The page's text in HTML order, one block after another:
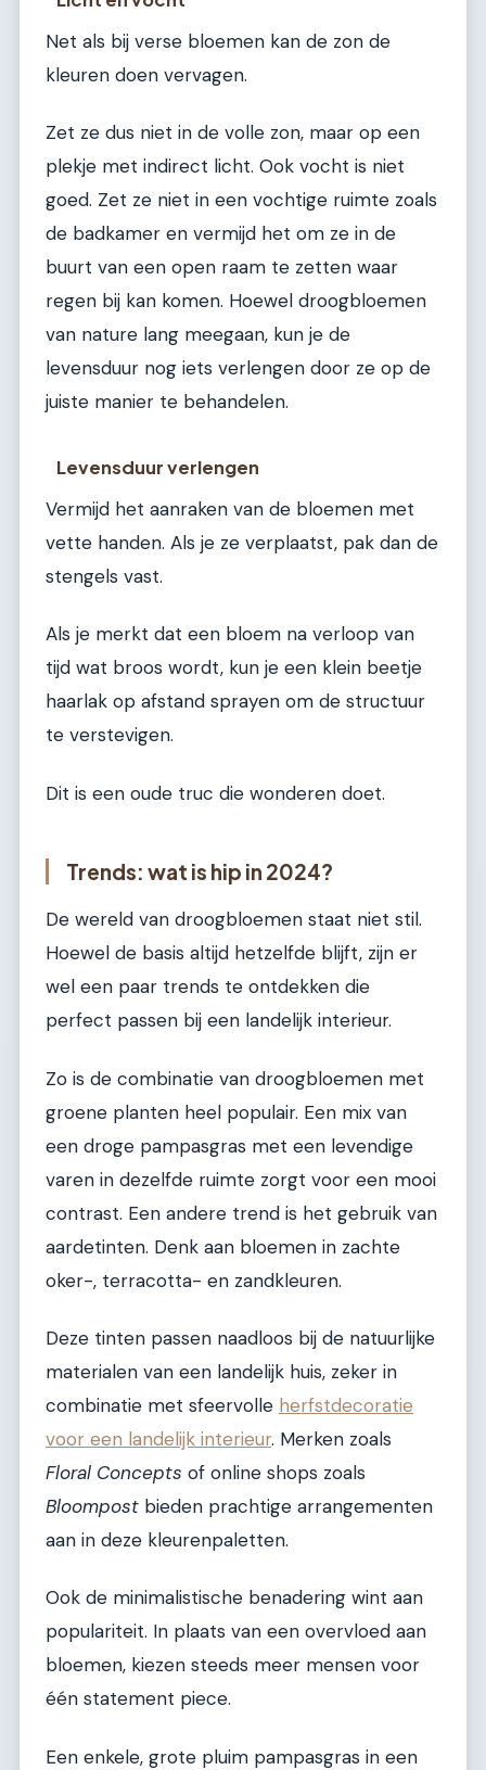
Net als bij verse bloemen kan de zon de
kleuren doen vervagen.
Zet ze dus niet in de volle zon, maar op een
plekje met indirect licht. Ook vocht is niet
goed. Zet ze niet in een vochtige ruimte zoals
de badkamer en vermijd het om ze in de
buurt van een open raam te zetten waar
regen bij kan komen. Hoewel droogbloemen
van nature lang meegaan, kun je de
levensduur nog iets verlengen door ze op de
juiste manier te behandelen.
Levensduur verlengen
Vermijd het aanraken van de bloemen met
vette handen. Als je ze verplaatst, pak dan de
stengels vast.
Als je merkt dat een bloem na verloop van
tijd wat broos wordt, kun je een klein beetje
haarlak op afstand sprayen om de structuur
te verstevigen.
Dit is een oude truc die wonderen doet.
Trends: wat is hip in 2024?
De wereld van droogbloemen staat niet stil.
Hoewel de basis altijd hetzelfde blijft, zijn er
wel een paar trends te ontdekken die
perfect passen bij een landelijk interieur.
Zo is de combinatie van droogbloemen met
groene planten heel populair. Een mix van
een droge pampasgras met een levendige
varen in dezelfde ruimte zorgt voor een mooi
contrast. Een andere trend is het gebruik van
aardetinten. Denk aan bloemen in zachte
oker-, terracotta- en zandkleuren.
Deze tinten passen naadloos bij de natuurlijke
materialen van een landelijk huis, zeker in
combinatie met sfeervolle herfstdecoratie
voor een landelijk interieur. Merken zoals
Floral Concepts of online shops zoals
Bloompost bieden prachtige arrangementen
aan in deze kleurenpaletten.
Ook de minimalistische benadering wint aan
populariteit. In plaats van een overvloed aan
bloemen, kiezen steeds meer mensen voor
één statement piece.
Een enkele, grote pluim pampasgras in een